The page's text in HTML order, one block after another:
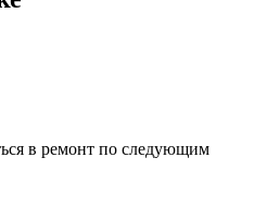
в ремонт по следующим